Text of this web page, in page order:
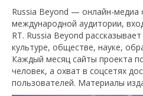
Russia Beyond — онлайн-медиа
международной аудитории,
RT. Russia Beyond
культуре, обществе, науке,
Каждый месяц сайты проекта
человек, а охват в соцсетях
пользователей. Материалы